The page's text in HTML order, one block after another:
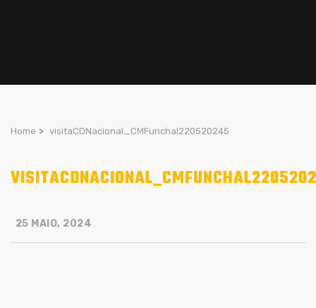
Home > visitaCDNacional_CMFunchal220520245
25 MAIO, 2024